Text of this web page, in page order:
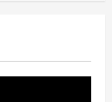
बारीकी से किया